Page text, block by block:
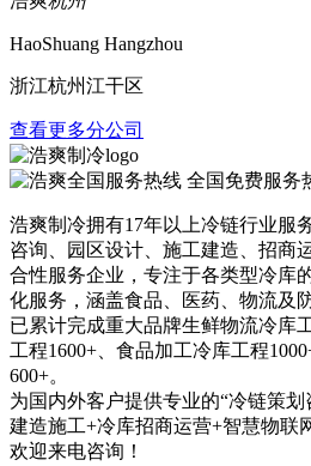
HaoShuang Hangzhou
浙江杭州江干区
查看更多分公司
全国免费服务
浩爽制冷拥有17年以上冷链行业服
咨询、园区设计、施工建造、招商
合性服务企业，专注于各类型冷库
化服务，涵盖食品、医药、物流及
已累计完成重大品牌生鲜物流冷库
工程1600+、食品加工冷库工程
600+。
为国内外客户提供专业的“冷链策
建造施工+冷库招商运营+智慧物联
欢迎来电咨询！